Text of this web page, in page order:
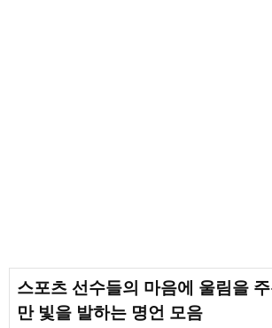
스포츠 선수들의 마음에 울림을
만 빛을 발하는 명언 모음